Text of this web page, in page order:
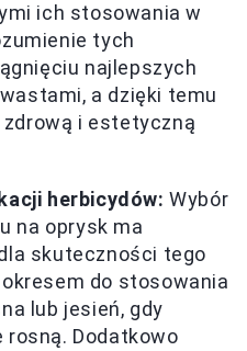
ich stosowania w
tych
najlepszych
a dzięki temu
i estetyczną
herbicydów: Wybór
na oprysk ma
skuteczności tego
do stosowania
lub jesień, gdy
Dodatkowo